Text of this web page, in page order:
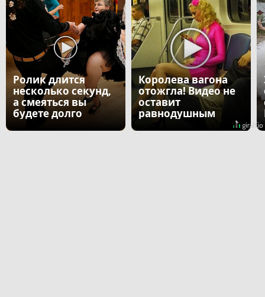
Ролик длится
несколько секунд,
а смеяться вы
будете долго
Королева вагона
отожгла! Видео не
оставит
равнодушным